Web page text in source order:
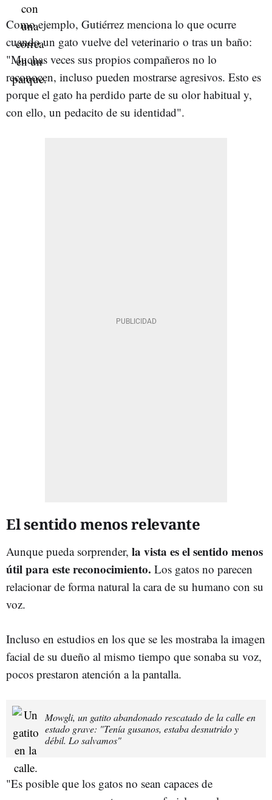
Como ejemplo, Gutiérrez menciona lo que ocurre
cuando un gato vuelve del veterinario o tras un baño:
"Muchas veces sus propios compañeros no lo
reconocen, incluso pueden mostrarse agresivos. Esto es
porque el gato ha perdido parte de su olor habitual y,
con ello, un pedacito de su identidad".
El sentido menos relevante
Aunque pueda sorprender, la vista es el sentido menos
útil para este reconocimiento. Los gatos no parecen
relacionar de forma natural la cara de su humano con su
voz.
Incluso en estudios en los que se les mostraba la imagen
facial de su dueño al mismo tiempo que sonaba su voz,
pocos prestaron atención a la pantalla.
Mowgli, un gatito abandonado rescatado de la calle en
estado grave: "Tenía gusanos, estaba desnutrido y
débil. Lo salvamos"
"Es posible que los gatos no sean capaces de